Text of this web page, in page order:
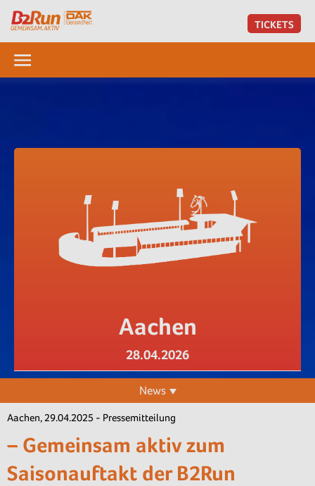
TICKETS
Aachen
28.04.2026
News
Aachen, 29.04.2025 - Pressemitteilung
– Gemeinsam aktiv zum
Saisonauftakt der B2Run